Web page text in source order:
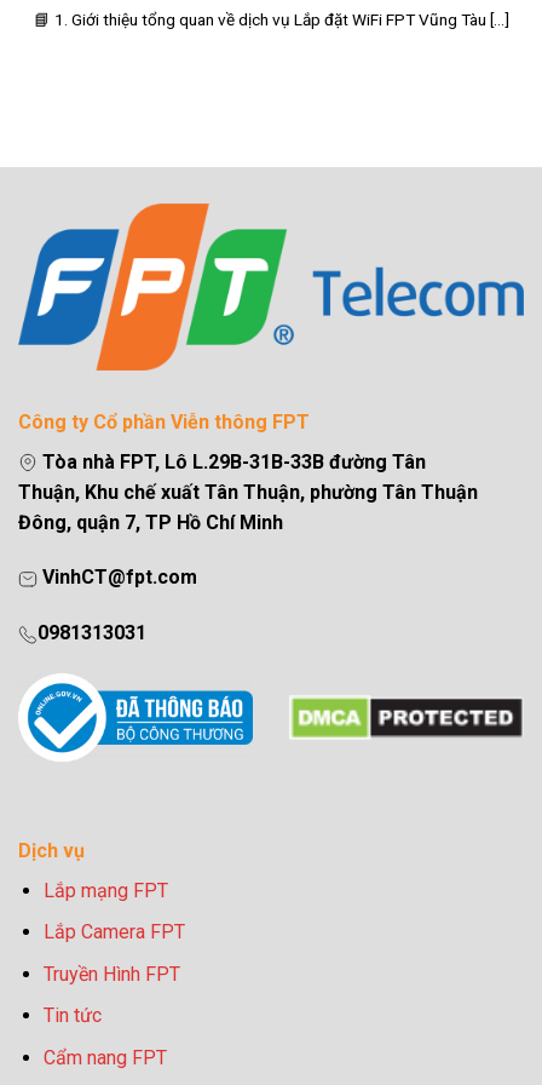
📘 1. Giới thiệu tổng quan về dịch vụ Lắp đặt WiFi FPT Vũng Tàu [...]
Công ty Cổ phần Viễn thông FPT
Tòa nhà FPT, Lô L.29B-31B-33B đường Tân
Thuận, Khu chế xuất Tân Thuận, phường Tân Thuận
Đông, quận 7, TP Hồ Chí Minh
VinhCT@fpt.com
0981313031
Dịch vụ
Lắp mạng FPT
Lắp Camera FPT
Truyền Hình FPT
Tin tức
Cẩm nang FPT